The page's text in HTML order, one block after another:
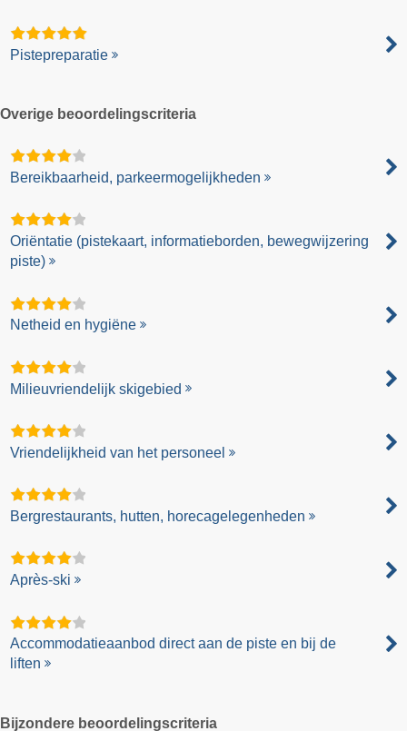
Pistepreparatie
Overige beoordelingscriteria
Bereikbaarheid, parkeermogelijkheden
Oriëntatie (pistekaart, informatieborden, bewegwijzering
piste)
Netheid en hygiëne
Milieuvriendelijk skigebied
Vriendelijkheid van het personeel
Bergrestaurants, hutten, horecagelegenheden
Après-ski
Accommodatieaanbod direct aan de piste en bij de
liften
Bijzondere beoordelingscriteria